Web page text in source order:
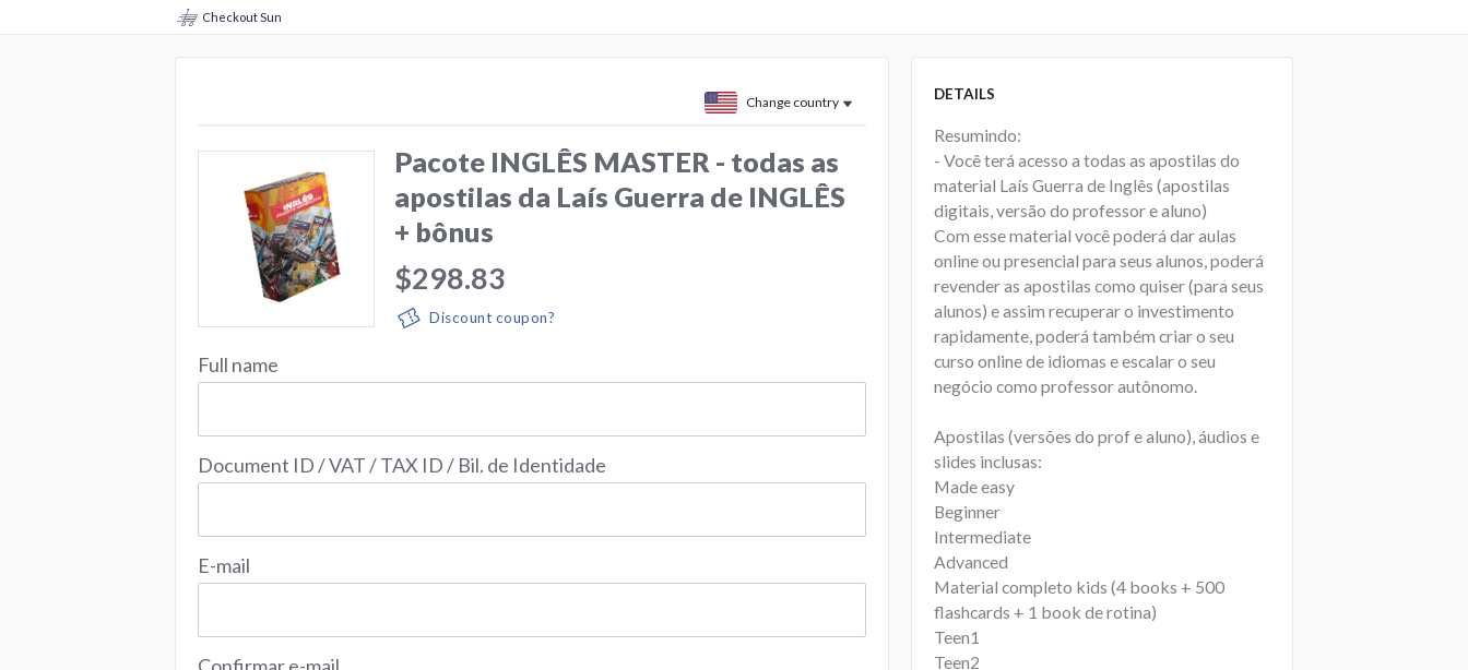
Checkout Sun
Change country
Pacote INGLÊS MASTER - todas as
apostilas da Laís Guerra de INGLÊS
+ bônus
$298.83
Discount coupon?
Full name
Document ID / VAT / TAX ID / Bil. de Identidade
E-mail
DETAILS
Resumindo:
- Você terá acesso a todas as apostilas do
material Laís Guerra de Inglês (apostilas
digitais, versão do professor e aluno)
Com esse material você poderá dar aulas
online ou presencial para seus alunos, poderá
revender as apostilas como quiser (para seus
alunos) e assim recuperar o investimento
rapidamente, poderá também criar o seu
curso online de idiomas e escalar o seu
negócio como professor autônomo.
Apostilas (versões do prof e aluno), áudios e
slides inclusas:
Made easy
Beginner
Intermediate
Advanced
Material completo kids (4 books + 500
flashcards + 1 book de rotina)
Teen1
Teen2